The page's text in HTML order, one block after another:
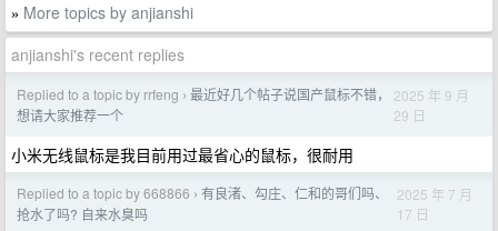
» More topics by anjianshi
anjianshi's recent replies
Replied to a topic by rrfeng › 最近好几个帖子说国产鼠标不错，
想请大家推荐一个
2025 年 9 月
29 日
小米无线鼠标是我目前用过最省心的鼠标，很耐用
Replied to a topic by 668866 › 有良渚、勾庄、仁和的哥们吗、
抢水了吗? 自来水臭吗
2025 年 7 月
17 日